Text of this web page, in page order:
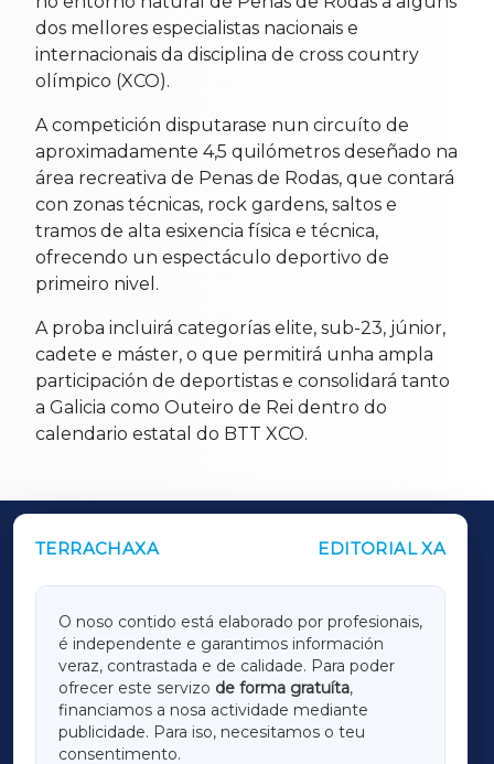
dos mellores especialistas nacionais e
internacionais da disciplina de cross country
olímpico (XCO).
A competición disputarase nun circuíto de
aproximadamente 4,5 quilómetros deseñado na
área recreativa de Penas de Rodas, que contará
con zonas técnicas, rock gardens, saltos e
tramos de alta esixencia física e técnica,
ofrecendo un espectáculo deportivo de
primeiro nivel.
A proba incluirá categorías elite, sub-23, júnior,
cadete e máster, o que permitirá unha ampla
participación de deportistas e consolidará tanto
a Galicia como Outeiro de Rei dentro do
calendario estatal do BTT XCO.
TERRACHAXA EDITORIAL XA
O noso contido está elaborado por profesionais,
é independente e garantimos información
veraz, contrastada e de calidade. Para poder
ofrecer este servizo de forma gratuíta,
financiamos a nosa actividade mediante
publicidade. Para iso, necesitamos o teu
consentimento.
OUTROS PERIÓDICOS
LUGOXA
TERRACHAXA